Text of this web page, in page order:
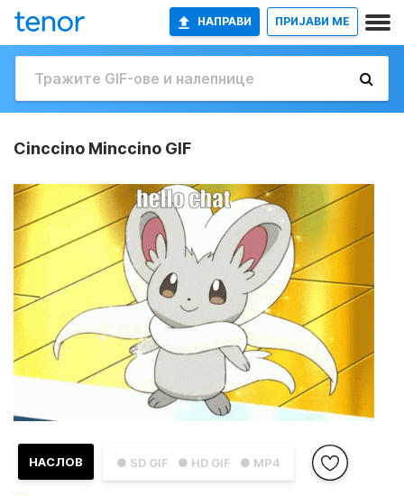
НАПРАВИ ПРИЈАВИ МЕ
Cinccino Minccino GIF
● SD GIF ● HD GIF ● MP4
НАСЛОВ